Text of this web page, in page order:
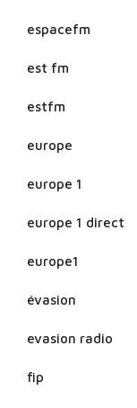
espacefm
est fm
estfm
europe
europe 1
europe 1 direct
europe1
évasion
evasion radio
fip